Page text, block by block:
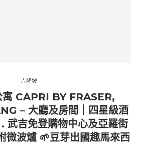
吉隆坡
寓 CAPRI BY FRASER,
– 大廳及房間｜四星級酒
武吉免登購物中心及亞羅街
微波爐 🌱豆芽出國趣馬來西